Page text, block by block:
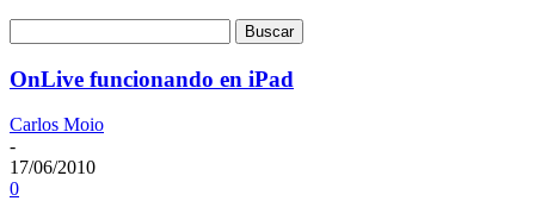
OnLive funcionando en iPad
Carlos Moio
-
17/06/2010
0